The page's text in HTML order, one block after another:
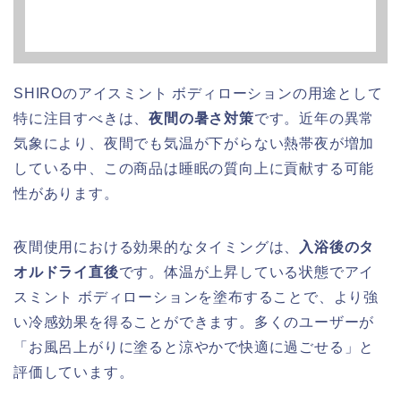
SHIROのアイスミント ボディローションの用途として
特に注目すべきは、夜間の暑さ対策です。近年の異常
気象により、夜間でも気温が下がらない熱帯夜が増加
している中、この商品は睡眠の質向上に貢献する可能
性があります。
夜間使用における効果的なタイミングは、
入浴後のタ
オルドライ直後です。体温が上昇している状態でアイ
スミント ボディローションを塗布することで、より強
い冷感効果を得ることができます。多くのユーザーが
「お風呂上がりに塗ると涼やかで快適に過ごせる」と
評価しています。